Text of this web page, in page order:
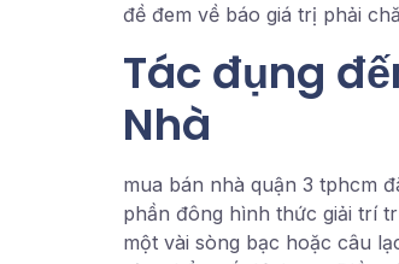
đề đem về báo giá trị phải
Tác đụng
Nhà
mua bán nhà quận 3 tphcm
phần đông hình thức giải trí
một vài sòng bạc hoặc câu